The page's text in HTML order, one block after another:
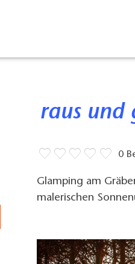
raus und
0
Glamping am
malerischen